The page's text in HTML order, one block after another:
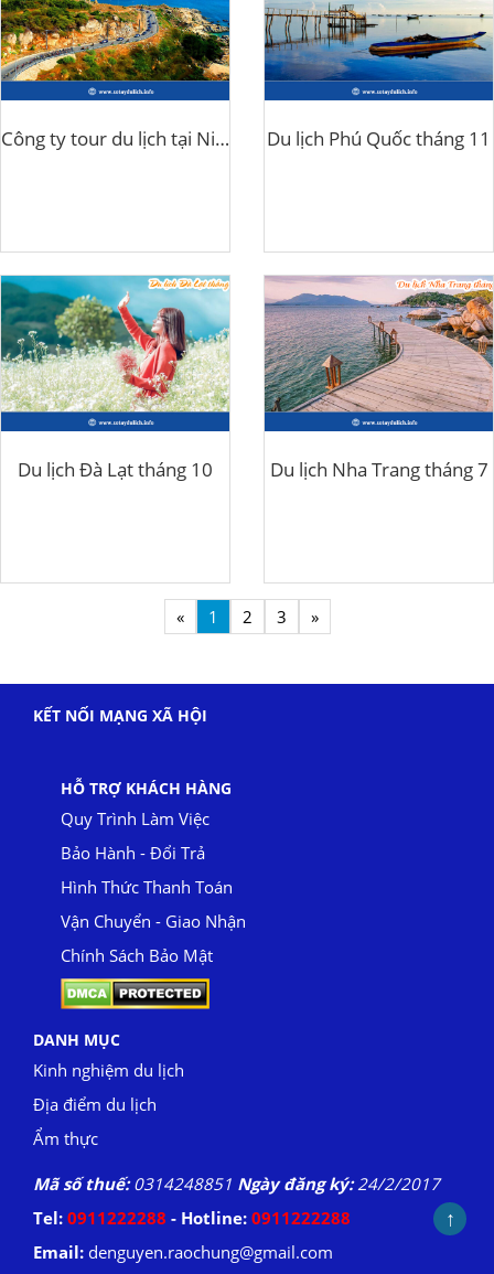
Công ty tour du lịch tại Ninh Thuận Du lịch Phú Quốc tháng 11
Du lịch Đà Lạt tháng 10 Du lịch Nha Trang tháng 7
« 1 2 3 »
KẾT NỐI MẠNG XÃ HỘI
HỖ TRỢ KHÁCH HÀNG
Quy Trình Làm Việc
Bảo Hành - Đổi Trả
Hình Thức Thanh Toán
Vận Chuyển - Giao Nhận
Chính Sách Bảo Mật
DANH MỤC
Kinh nghiệm du lịch
Địa điểm du lịch
Ẩm thực
Mã số thuế:0314248851 Ngày đăng ký:24/2/2017
Tel: 0911222288 - Hotline: 0911222288
Email: denguyen.raochung@gmail.com
↑